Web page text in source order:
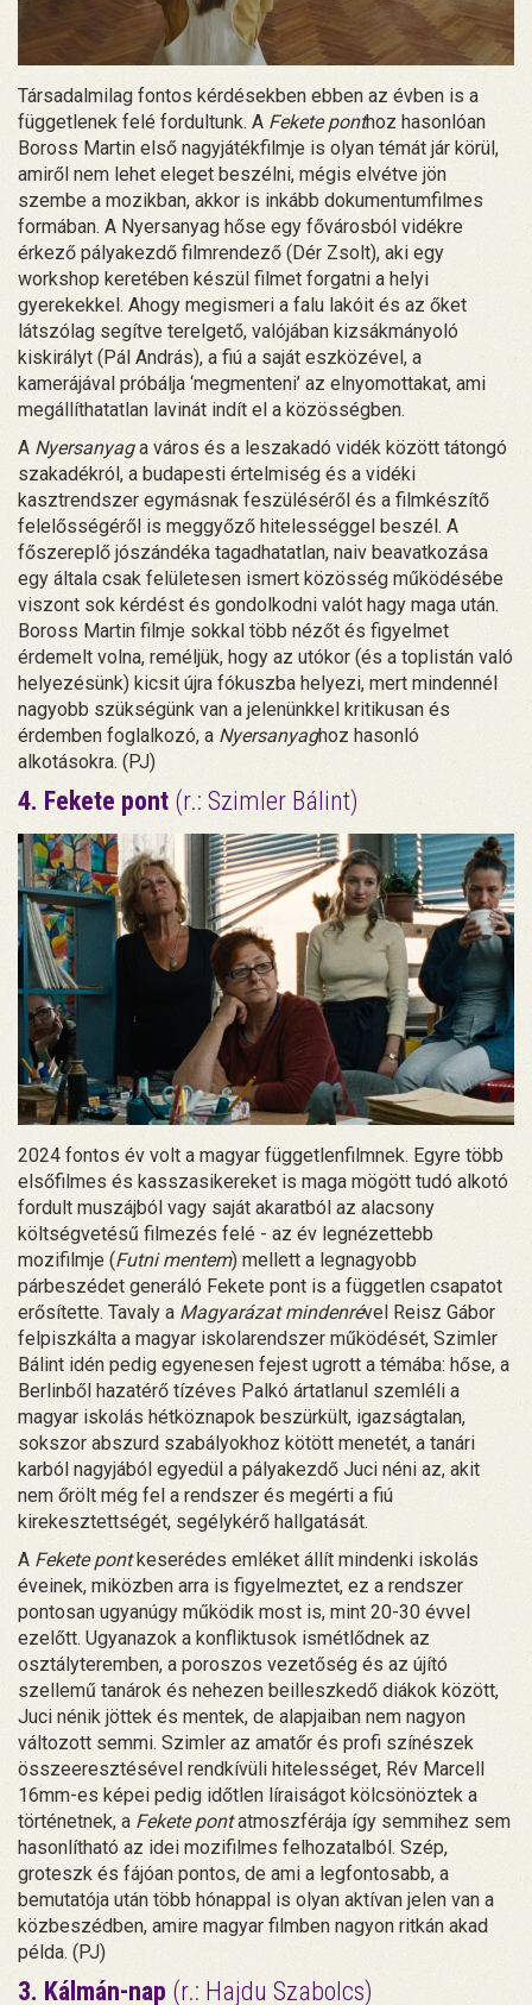
Társadalmilag fontos kérdésekben ebben az évben is a
függetlenek felé fordultunk. A Fekete ponthoz hasonlóan
Boross Martin első nagyjátékfilmje is olyan témát jár körül,
amiről nem lehet eleget beszélni, mégis elvétve jön
szembe a mozikban, akkor is inkább dokumentumfilmes
formában. A Nyersanyag hőse egy fővárosból vidékre
érkező pályakezdő filmrendező (Dér Zsolt), aki egy
workshop keretében készül filmet forgatni a helyi
gyerekekkel. Ahogy megismeri a falu lakóit és az őket
látszólag segítve terelgető, valójában kizsákmányoló
kiskirályt (Pál András), a fiú a saját eszközével, a
kamerájával próbálja ‘megmenteni’ az elnyomottakat, ami
megállíthatatlan lavinát indít el a közösségben.
A Nyersanyaga város és a leszakadó vidék között tátongó
szakadékról, a budapesti értelmiség és a vidéki
kasztrendszer egymásnak feszüléséről és a filmkészítő
felelősségéről is meggyőző hitelességgel beszél. A
főszereplő jószándéka tagadhatatlan, naiv beavatkozása
egy általa csak felületesen ismert közösség működésébe
viszont sok kérdést és gondolkodni valót hagy maga után.
Boross Martin filmje sokkal több nézőt és figyelmet
érdemelt volna, reméljük, hogy az utókor (és a toplistán való
helyezésünk) kicsit újra fókuszba helyezi, mert mindennél
nagyobb szükségünk van a jelenünkkel kritikusan és
érdemben foglalkozó, a Nyersanyaghoz hasonló
alkotásokra. (PJ)
4. Fekete pont (r.: Szimler Bálint)
2024 fontos év volt a magyar függetlenfilmnek. Egyre több
elsőfilmes és kasszasikereket is maga mögött tudó alkotó
fordult muszájból vagy saját akaratból az alacsony
költségvetésű filmezés felé - az év legnézettebb
mozifilmje (Futni mentem) mellett a legnagyobb
párbeszédet generáló Fekete pont is a független csapatot
erősítette. Tavaly a Magyarázat mindenrével Reisz Gábor
felpiszkálta a magyar iskolarendszer működését, Szimler
Bálint idén pedig egyenesen fejest ugrott a témába: hőse, a
Berlinből hazatérő tízéves Palkó ártatlanul szemléli a
magyar iskolás hétköznapok beszürkült, igazságtalan,
sokszor abszurd szabályokhoz kötött menetét, a tanári
karból nagyjából egyedül a pályakezdő Juci néni az, akit
nem őrölt még fel a rendszer és megérti a fiú
kirekesztettségét, segélykérő hallgatását.
A Fekete pontkeserédes emléket állít mindenki iskolás
éveinek, miközben arra is figyelmeztet, ez a rendszer
pontosan ugyanúgy működik most is, mint 20-30 évvel
ezelőtt. Ugyanazok a konfliktusok ismétlődnek az
osztályteremben, a poroszos vezetőség és az újító
szellemű tanárok és nehezen beilleszkedő diákok között,
Juci nénik jöttek és mentek, de alapjaiban nem nagyon
változott semmi. Szimler az amatőr és profi színészek
összeeresztésével rendkívüli hitelességet, Rév Marcell
16mm-es képei pedig időtlen líraiságot kölcsönöztek a
történetnek, a Fekete pontatmoszférája így semmihez sem
hasonlítható az idei mozifilmes felhozatalból. Szép,
groteszk és fájóan pontos, de ami a legfontosabb, a
bemutatója után több hónappal is olyan aktívan jelen van a
közbeszédben, amire magyar filmben nagyon ritkán akad
példa. (PJ)
3. Kálmán-nap (r.: Hajdu Szabolcs)